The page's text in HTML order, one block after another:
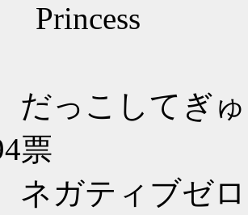
Princess
っこしてぎゅ
票
ガティブゼ